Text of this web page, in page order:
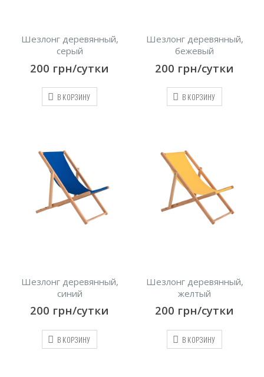
Шезлонг деревянный,
серый
200 грн/сутки
В КОРЗИНУ
Шезлонг деревянный,
бежевый
200 грн/сутки
В КОРЗИНУ
Шезлонг деревянный,
синий
200 грн/сутки
В КОРЗИНУ
Шезлонг деревянный,
желтый
200 грн/сутки
В КОРЗИНУ